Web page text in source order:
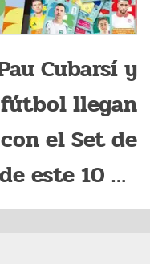
Cubarsí y
llegan
el Set de
este 10 de
julio